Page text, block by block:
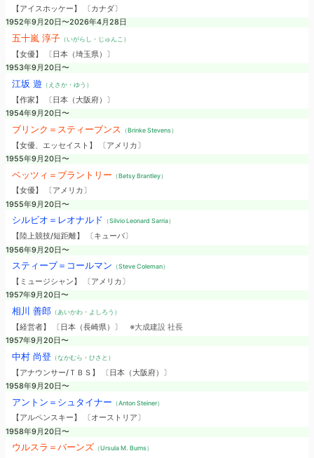
【アイスホッケー】 〔カナダ〕
1952年9月20日〜2026年4月28日
五十嵐 淳子（いがらし・じゅんこ）
【女優】 〔日本（埼玉県）〕
1953年9月20日〜
江坂 遊（えさか・ゆう）
【作家】 〔日本（大阪府）〕
1954年9月20日〜
ブリンク＝スティーブンス （Brinke Stevens）
【女優、エッセイスト】 〔アメリカ〕
1955年9月20日〜
ベッツィ＝ブラントリー （Betsy Brantley）
【女優】 〔アメリカ〕
1955年9月20日〜
シルビオ＝レオナルド （Silvio Leonard Sarria）
【陸上競技/短距離】 〔キューバ〕
1956年9月20日〜
スティーブ＝コールマン （Steve Coleman）
【ミュージシャン】 〔アメリカ〕
1957年9月20日〜
相川 善郎（あいかわ・よしろう）
【経営者】 〔日本（長崎県）〕 ※大成建設 社長
1957年9月20日〜
中村 尚登（なかむら・ひさと）
【アナウンサー/ＴＢＳ】 〔日本（大阪府）〕
1958年9月20日〜
アントン＝シュタイナー （Anton Steiner）
【アルペンスキー】 〔オーストリア〕
1958年9月20日〜
ウルスラ＝バーンズ （Ursula M. Burns）